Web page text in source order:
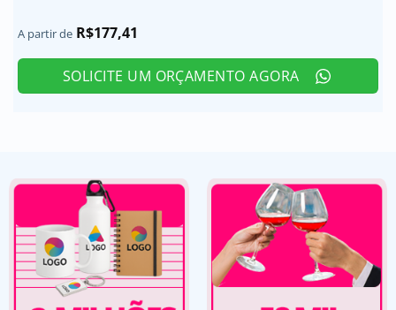
A partir de R$177,41
SOLICITE UM ORÇAMENTO AGORA